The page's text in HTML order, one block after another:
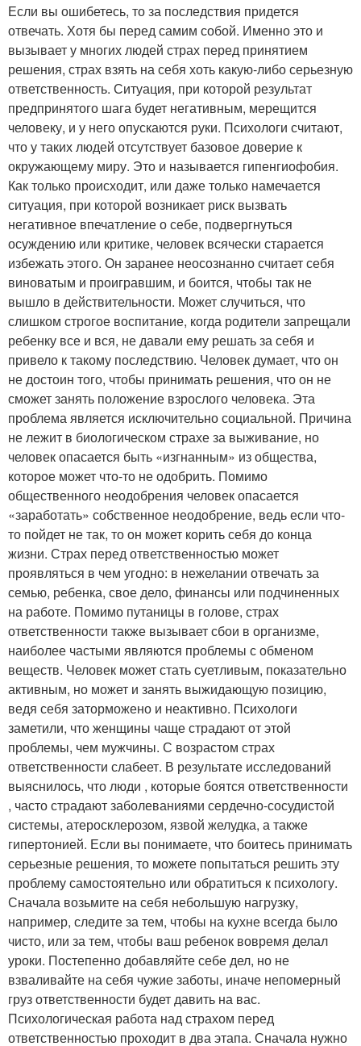
Если вы ошибетесь, то за последствия придется
отвечать. Хотя бы перед самим собой. Именно это и
вызывает у многих людей страх перед принятием
решения, страх взять на себя хоть какую-либо серьезную
ответственность. Ситуация, при которой результат
предпринятого шага будет негативным, мерещится
человеку, и у него опускаются руки. Психологи считают,
что у таких людей отсутствует базовое доверие к
окружающему миру. Это и называется гипенгиофобия.
Как только происходит, или даже только намечается
ситуация, при которой возникает риск вызвать
негативное впечатление о себе, подвергнуться
осуждению или критике, человек всячески старается
избежать этого. Он заранее неосознанно считает себя
виноватым и проигравшим, и боится, чтобы так не
вышло в действительности. Может случиться, что
слишком строгое воспитание, когда родители запрещали
ребенку все и вся, не давали ему решать за себя и
привело к такому последствию. Человек думает, что он
не достоин того, чтобы принимать решения, что он не
сможет занять положение взрослого человека. Эта
проблема является исключительно социальной. Причина
не лежит в биологическом страхе за выживание, но
человек опасается быть «изгнанным» из общества,
которое может что-то не одобрить. Помимо
общественного неодобрения человек опасается
«заработать» собственное неодобрение, ведь если что-
то пойдет не так, то он может корить себя до конца
жизни. Страх перед ответственностью может
проявляться в чем угодно: в нежелании отвечать за
семью, ребенка, свое дело, финансы или подчиненных
на работе. Помимо путаницы в голове, страх
ответственности также вызывает сбои в организме,
наиболее частыми являются проблемы с обменом
веществ. Человек может стать суетливым, показательно
активным, но может и занять выжидающую позицию,
ведя себя заторможено и неактивно. Психологи
заметили, что женщины чаще страдают от этой
проблемы, чем мужчины. С возрастом страх
ответственности слабеет. В результате исследований
выяснилось, что люди , которые боятся ответственности
, часто страдают заболеваниями сердечно-сосудистой
системы, атеросклерозом, язвой желудка, а также
гипертонией. Если вы понимаете, что боитесь принимать
серьезные решения, то можете попытаться решить эту
проблему самостоятельно или обратиться к психологу.
Сначала возьмите на себя небольшую нагрузку,
например, следите за тем, чтобы на кухне всегда было
чисто, или за тем, чтобы ваш ребенок вовремя делал
уроки. Постепенно добавляйте себе дел, но не
взваливайте на себя чужие заботы, иначе непомерный
груз ответственности будет давить на вас.
Психологическая работа над страхом перед
ответственностью проходит в два этапа. Сначала нужно